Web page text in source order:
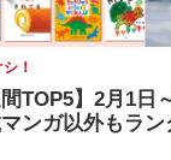
！
間TOP5】2月1日
ンガ以外もラン